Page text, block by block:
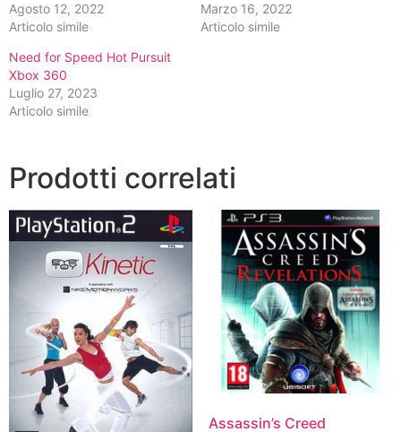
Agosto 12, 2022
Articolo simile
Marzo 16, 2022
Articolo simile
Need for Speed Hot Pursuit
Xbox 360
Luglio 27, 2023
Articolo simile
Prodotti correlati
Assassin’s Creed